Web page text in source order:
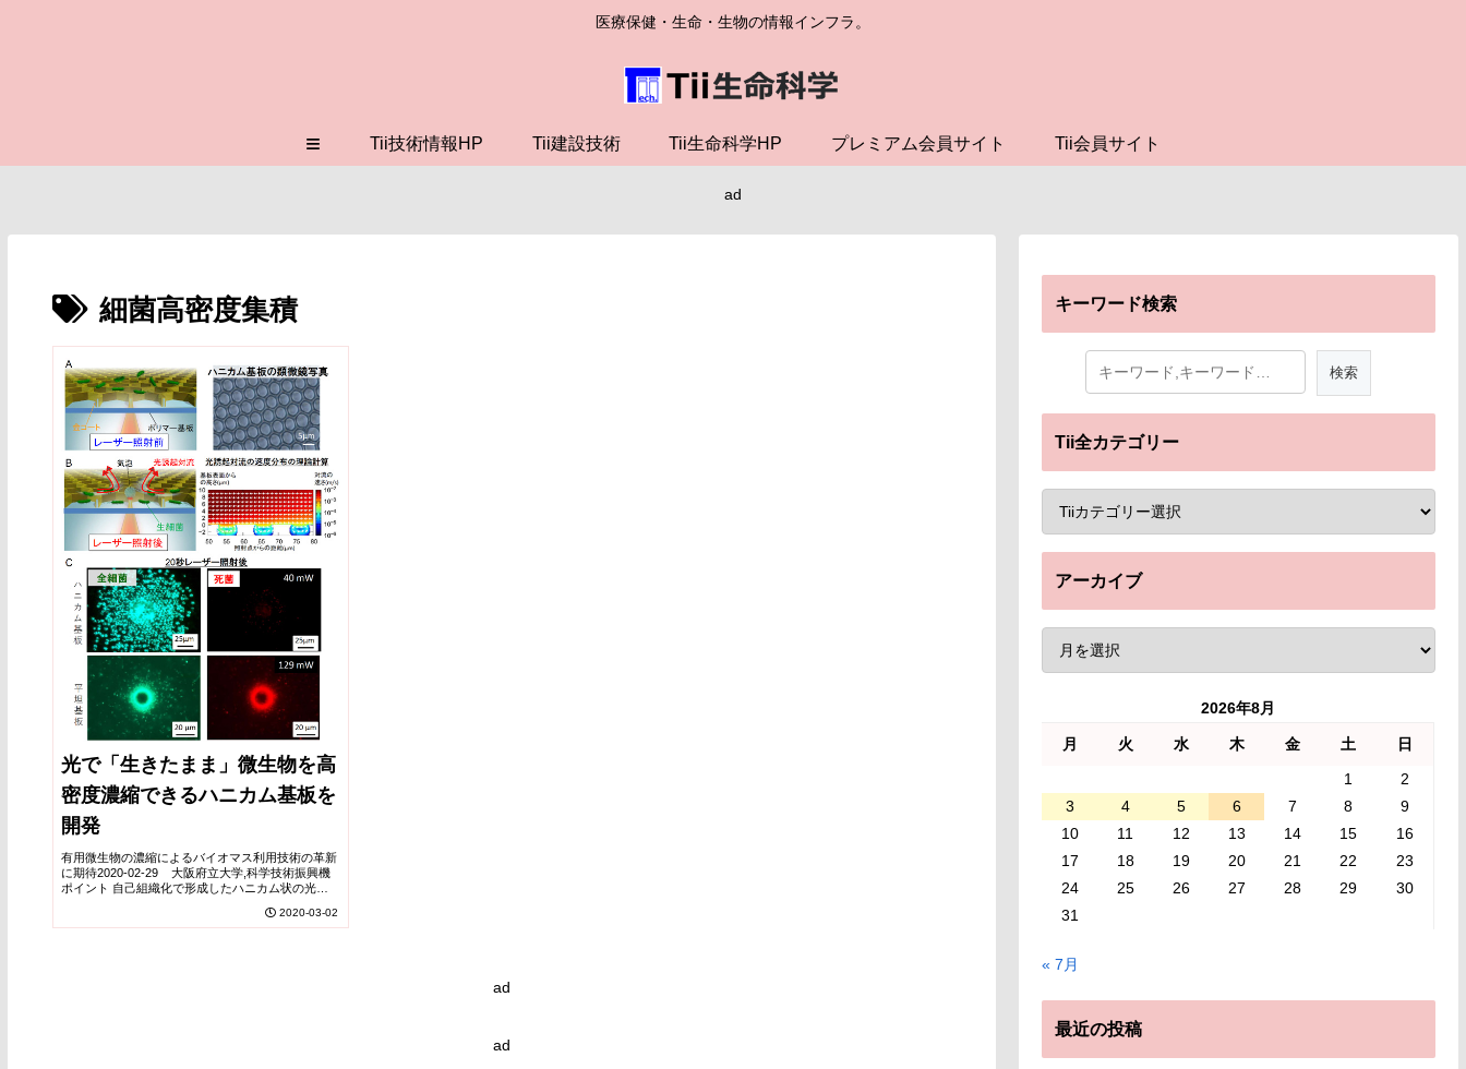
医療保健・生命・生物の情報インフラ。
≡ Tii技術情報HP Tii建設技術 Tii生命科学HP プレミアム会員サイト Tii会員サイト
ad
細菌高密度集積
光で「生きたまま」微生物を高
密度濃縮できるハニカム基板を
開発
有用微生物の濃縮によるバイオマス利用技術の革新
に期待2020-02-29 大阪府立大学,科学技術振興機
ポイント 自己組織化で形成したハニカム状の光熱
2020-03-02
ad
ad
キーワード検索
Tii全カテゴリー
アーカイブ
2026年8月
月 火 水 木 金 土
日
1
2
3
4 5 6 7 8
9
10
11 12 13 14 15
16
17
18 19 20 21 22
23
24
25 26 27 28 29
30
31
« 7月
最近の投稿